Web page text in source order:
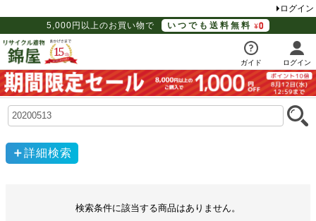
ログイン
5,000円以上のお買い物で
いつでも送料無料
ガイド ログイン
詳細検索
検索条件に該当する商品はありません。